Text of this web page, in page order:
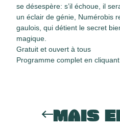
se désespère: s’il échoue, il
un éclair de génie, Numérobis
gaulois, qui détient le secret
magique.
Gratuit et ouvert à tous
Programme complet en cliquant
MAIS